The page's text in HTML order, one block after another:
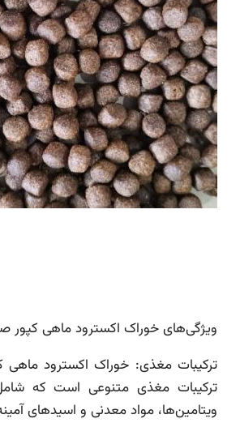
ویژگی‌های خوراک اکسترود ماهی کپور
ترکیبات مغذی: خوراک اکسترود
ترکیبات مغذی متنوعی است که
ویتامین‌ها، مواد معدنی و اسیدهای